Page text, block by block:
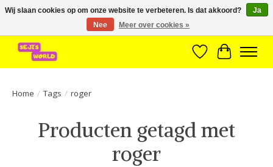
Brede assortiment direct leverbaar uit voorraad!
Verlanglijst
Home / Tags / roger
Producten getagd met
roger
Wij slaan cookies op om onze website te verbeteren. Is dat akkoord?
Ja
Nee
Meer over cookies »